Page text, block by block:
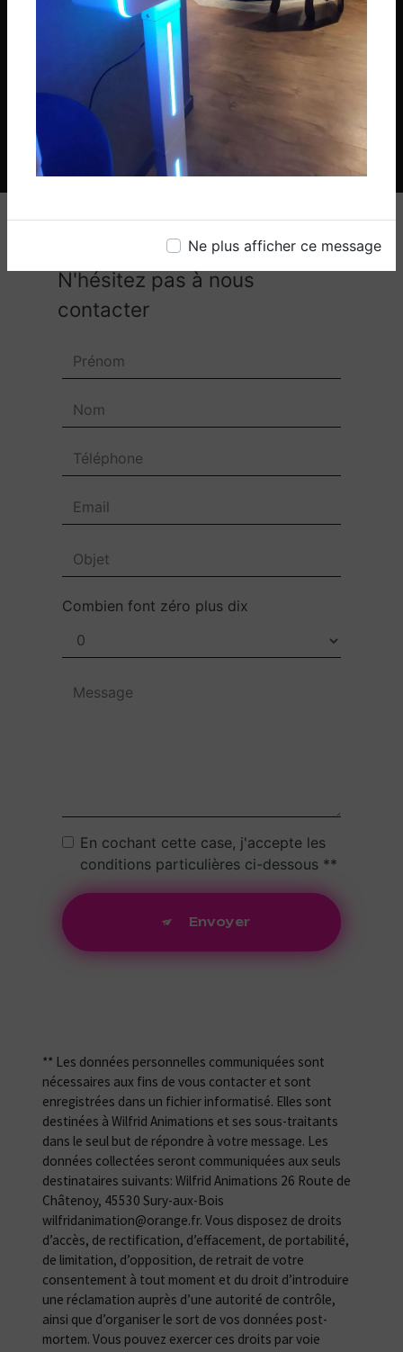
Ne plus afficher ce message
Email
wilfridanimation@orange.fr
N'hésitez pas à nous
contacter
Combien font zéro plus dix
En cochant cette case, j'accepte les
conditions particulières ci-dessous **
Envoyer
** Les données personnelles communiquées sont
nécessaires aux fins de vous contacter et sont
enregistrées dans un fichier informatisé. Elles sont
destinées à Wilfrid Animations et ses sous-traitants
dans le seul but de répondre à votre message. Les
données collectées seront communiquées aux seuls
destinataires suivants: Wilfrid Animations 26 Route de
Châtenoy, 45530 Sury-aux-Bois
wilfridanimation@orange.fr. Vous disposez de droits
d’accès, de rectification, d’effacement, de portabilité,
de limitation, d’opposition, de retrait de votre
consentement à tout moment et du droit d’introduire
une réclamation auprès d’une autorité de contrôle,
ainsi que d’organiser le sort de vos données post-
mortem. Vous pouvez exercer ces droits par voie